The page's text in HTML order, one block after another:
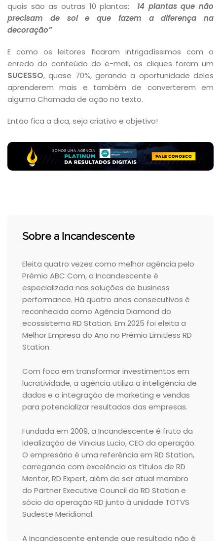
quais são as outras 10 plantas: 14 plantas que não
precisam de sol e que fazem a diferença na
decoração”
E como os leitores ficaram intrigadíssimos com o
enredo do conteúdo do e-mail, os cliques foram um
SUCESSO, quase 70%, gerando a oportunidade deles
aprenderem mais e também de converterem em
alguma Chamada de ação no texto.
Então fica a dica, seja criativo e objetivo!
Sobre a Incandescente
Eleita quatro vezes como melhor agência pelo
Prêmio ABC Com, a Incandescente é
especializada nas soluções de business
performance. Há quatro anos consecutivos é
reconhecida como Agência Diamond do
ecossistema RD Station. Em 2025 foi eleita a
Melhor Empresa do Ano no Prêmio Limitless RD
Station.
Com foco em transformar investimentos em
lucratividade, a agência utiliza a inteligência de
dados e a integração de marketing e vendas
para potencializar resultados das empresas.
Fundada em 2009, a Incandescente é fruto da
idealização de Vinicius Lucio, CEO da operação.
O empresário é uma referência em RD Station,
carregando com excelência os títulos de RD
Mentor, RD Expert, além de ser atual membro
do Partner Executive Council da RD Station e
sócio da operação RD junto à unidade TOTVS
Sudeste Meridional.
A Incandescente entende que resultado não é